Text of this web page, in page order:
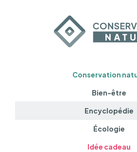
Conservation
Bien-être
Encyclopédie
Écologie
Idée cadeau